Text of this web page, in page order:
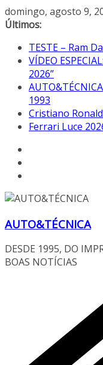
Pular
para
conteúdo
domingo, agosto 9,
Últimos:
TESTE – Ram
VÍDEO
2026”
1993
Cristiano
Ferrari Luce
AUTO&TÉCNICA
DESDE 1995, DO
BOAS NOTÍCIAS